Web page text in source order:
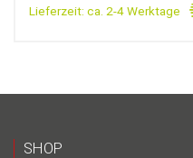
Lieferzeit: ca. 2-4 Werktage
SHOP